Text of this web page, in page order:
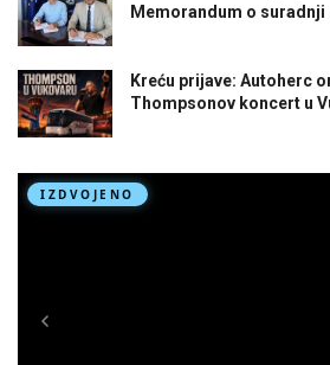
Memorandum o suradnji
Kreću prijave: Autoherc
Thompsonov koncert u